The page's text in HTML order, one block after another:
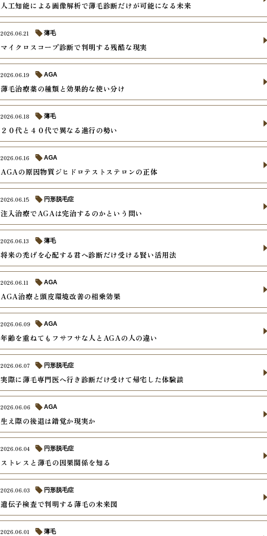
人工知能による画像解析で薄毛診断だけが可能になる未来
マイクロスコープ診断で判明する残酷な現実
2026.06.21 薄毛
薄毛治療薬の種類と効果的な使い分け
2026.06.19 AGA
２０代と４０代で異なる進行の勢い
2026.06.18 薄毛
AGAの原因物質ジヒドロテストステロンの正体
2026.06.16 AGA
注入治療でAGAは完治するのかという問い
2026.06.15 円形脱毛症
将来の禿げを心配する君へ診断だけ受ける賢い活用法
2026.06.13 薄毛
AGA治療と頭皮環境改善の相乗効果
2026.06.11 AGA
年齢を重ねてもフサフサな人とAGAの人の違い
2026.06.09 AGA
実際に薄毛専門医へ行き診断だけ受けて帰宅した体験談
2026.06.07 円形脱毛症
生え際の後退は錯覚か現実か
2026.06.06 AGA
ストレスと薄毛の因果関係を知る
2026.06.04 円形脱毛症
遺伝子検査で判明する薄毛の未来図
2026.06.03 円形脱毛症
2026.06.01 薄毛